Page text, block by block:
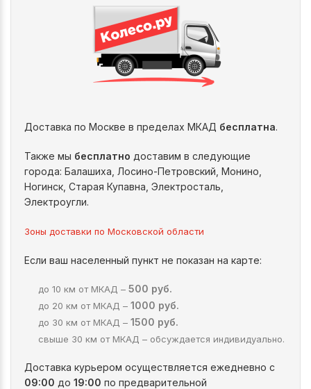
Доставка по Москве в пределах МКАД бесплатна.
Также мы бесплатно доставим в следующие
города: Балашиха, Лосино-Петровский, Монино,
Ногинск, Старая Купавна, Электросталь,
Электроугли.
Зоны доставки по Московской области
Если ваш населенный пункт не показан на карте:
до 10 км от МКАД – 500 руб.
до 20 км от МКАД – 1000 руб.
до 30 км от МКАД – 1500 руб.
свыше 30 км от МКАД – обсуждается индивидуально.
Доставка курьером осуществляется ежедневно с
09:00 до 19:00 по предварительной